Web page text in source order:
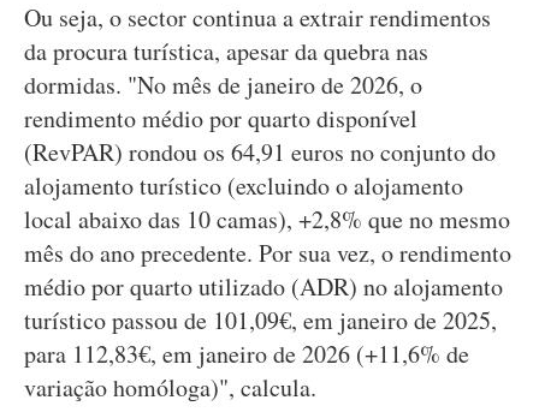
Ou seja, o sector continua a extrair rendimentos
da procura turística, apesar da quebra nas
dormidas. "No mês de janeiro de 2026, o
rendimento médio por quarto disponível
(RevPAR) rondou os 64,91 euros no conjunto do
alojamento turístico (excluindo o alojamento
local abaixo das 10 camas), +2,8% que no mesmo
mês do ano precedente. Por sua vez, o rendimento
médio por quarto utilizado (ADR) no alojamento
turístico passou de 101,09€, em janeiro de 2025,
para 112,83€, em janeiro de 2026 (+11,6% de
variação homóloga)", calcula.